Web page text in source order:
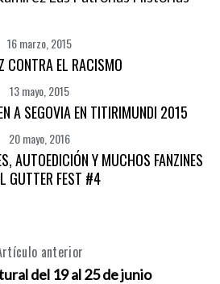
16 marzo, 2015
CONTRA EL RACISMO
13 mayo, 2015
A SEGOVIA EN TITIRIMUNDI 2015
20 mayo, 2016
AUTOEDICIÓN Y MUCHOS FANZINES
GUTTER FEST #4
anterior
del 19 al 25 de junio